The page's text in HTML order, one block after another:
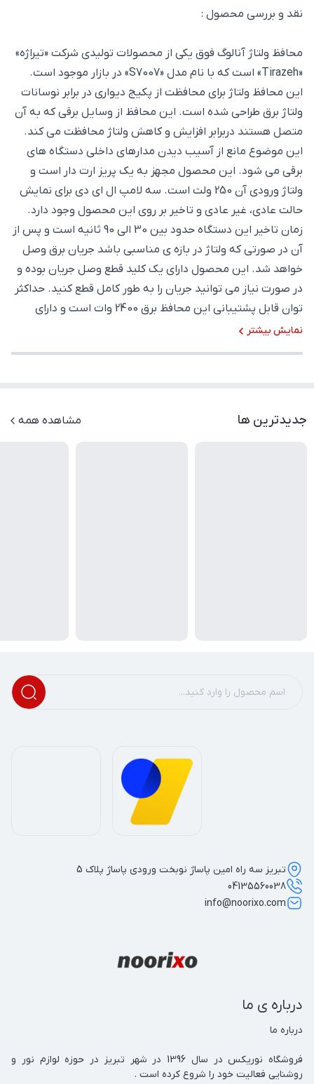
نقد و بررسی محصول :
محافظ ولتاژ آنالوگ فوق یکی از محصولات تولیدی شرکت «تیراژه»
«
Tirazeh» است که با نام مدل «S7007» در بازار موجود است.
این محافظ ولتاژ برای محافظت از پکیج دیواری در برابر نوسانات
ولتاژ برق طراحی شده است. این محافظ از وسایل برقی که به آن
متصل هستند دربرابر افزایش و کاهش ولتاژ محافظت می کند.
این موضوع مانع از آسیب دیدن مدارهای داخلی دستگاه های
برقی می شود. این محصول مجهز به یک پریز ارت دار است و
ولتاژ ورودی آن 250 ولت است. سه لامپ ال ای دی برای نمایش
حالت عادی، غیر عادی و تاخیر بر روی این محصول وجود دارد.
زمان تاخیر این دستگاه حدود بین 30 الی 90 ثانیه است و پس از
آن در صورتی که ولتاژ در بازه ی مناسبی باشد جریان برق وصل
خواهد شد. این محصول دارای یک کلید قطع وصل جریان بوده و
در صورت نیاز می توانید جریان را به طور کامل قطع کنید. حداکثر
توان قابل پشتیبانی این محافظ برق 2400 وات است و دارای
استانداردISO 10002:2004نمایش بیشتر
جدیدترین ها مشاهده همه
درباره ی ما
تبریز سه راه امین پاساژ نوبخت ورودی پاساژ پلاک 5
04135560038
info@noorixo.com